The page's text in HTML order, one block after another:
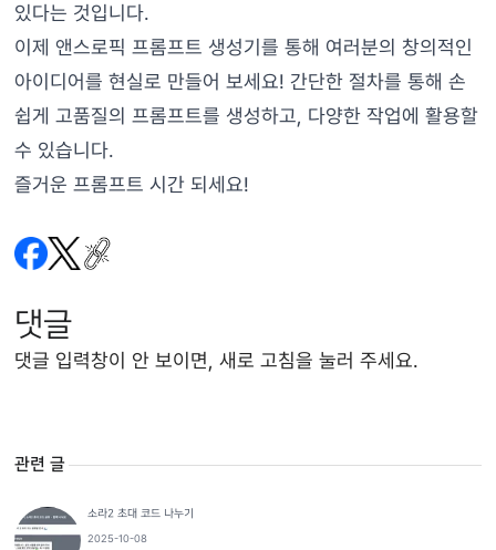
관련 글
소라2 초대 코드 나누기
2025-10-08
있다는 것입니다.
이제 앤스로픽 프롬프트 생성기를 통해 여러분의 창의적인
아이디어를 현실로 만들어 보세요! 간단한 절차를 통해 손
쉽게 고품질의 프롬프트를 생성하고, 다양한 작업에 활용할
수 있습니다.
즐거운 프롬프트 시간 되세요!
댓글
댓글 입력창이 안 보이면, 새로 고침을 눌러 주세요.